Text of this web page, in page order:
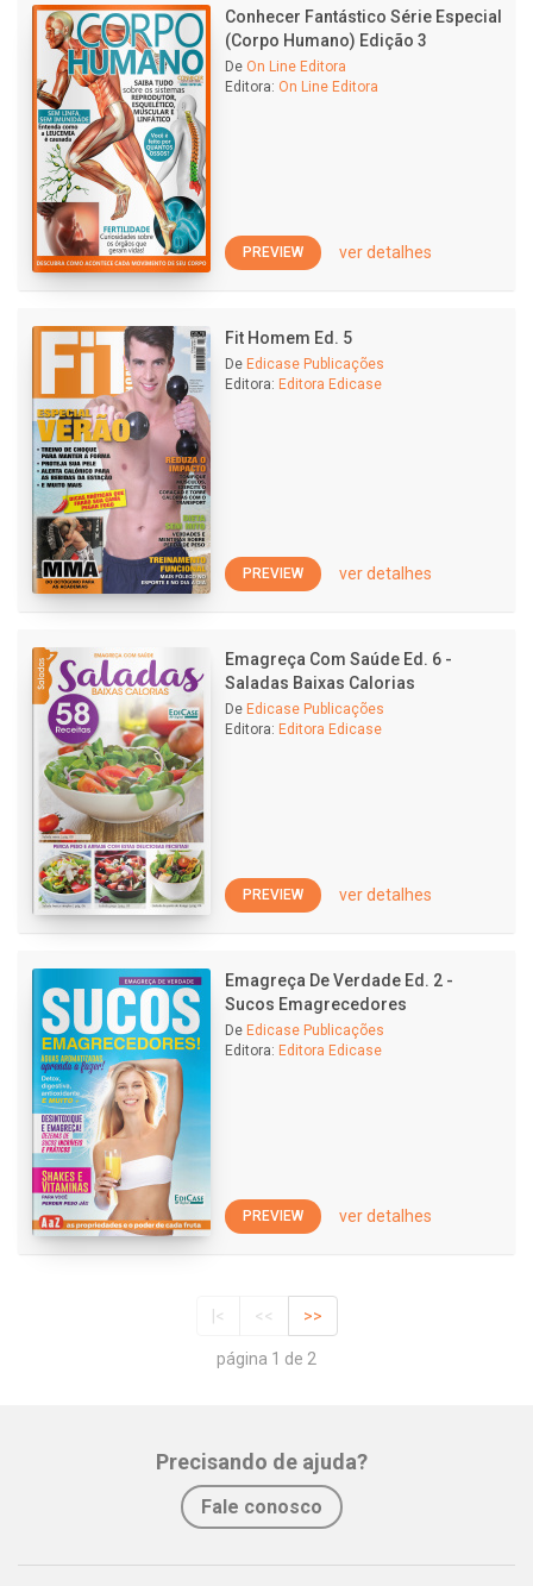
Conhecer Fantástico Série Especial
(Corpo Humano) Edição 3
De On Line Editora
Editora: On Line Editora
PREVIEW ver detalhes
Fit Homem Ed. 5
De Edicase Publicações
Editora: Editora Edicase
PREVIEW ver detalhes
Emagreça Com Saúde Ed. 6 -
Saladas Baixas Calorias
De Edicase Publicações
Editora: Editora Edicase
PREVIEW ver detalhes
Emagreça De Verdade Ed. 2 -
Sucos Emagrecedores
De Edicase Publicações
Editora: Editora Edicase
PREVIEW ver detalhes
|< << >>
página 1 de 2
Precisando de ajuda?
Fale conosco